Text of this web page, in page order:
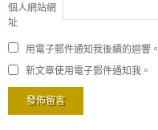
個人網站網
址
用電子郵件通知我後續的迴響。
新文章使用電子郵件通知我。